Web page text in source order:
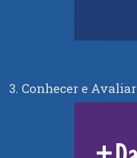
3. Conhecer e Avaliar